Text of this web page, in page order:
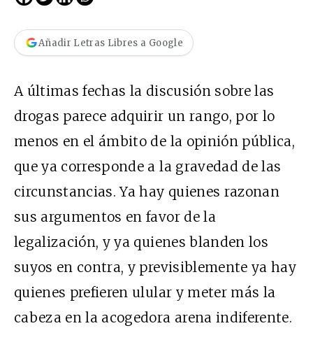
Añadir Letras Libres a Google
A últimas fechas la discusión sobre las
drogas parece adquirir un rango, por lo
menos en el ámbito de la opinión pública,
que ya corresponde a la gravedad de las
circunstancias. Ya hay quienes razonan
sus argumentos en favor de la
legalización, y ya quienes blanden los
suyos en contra, y previsiblemente ya hay
quienes prefieren ulular y meter más la
cabeza en la acogedora arena indiferente.